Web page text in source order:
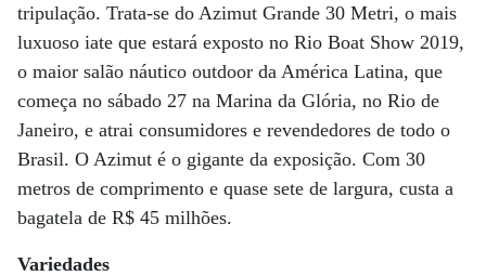
tripulação. Trata-se do Azimut Grande 30 Metri, o mais
luxuoso iate que estará exposto no Rio Boat Show 2019,
o maior salão náutico outdoor da América Latina, que
começa no sábado 27 na Marina da Glória, no Rio de
Janeiro, e atrai consumidores e revendedores de todo o
Brasil. O Azimut é o gigante da exposição. Com 30
metros de comprimento e quase sete de largura, custa a
bagatela de R$ 45 milhões.
Variedades